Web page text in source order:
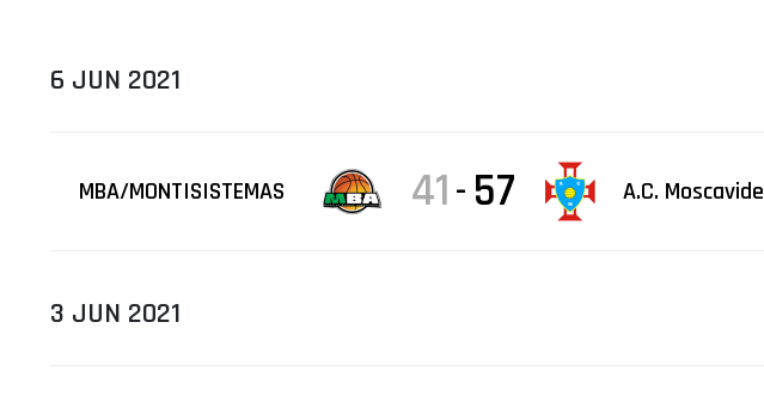
6 JUN 2021
MBA/MONTISISTEMAS 41 - 57 A.C. Moscavide
3 JUN 2021